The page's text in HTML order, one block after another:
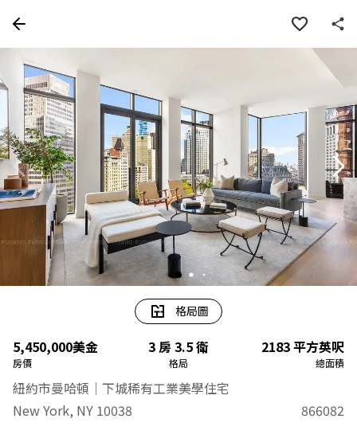
格局圖
5,450,000美金 3 房 3.5 衛 2183平方英呎
房價 格局 總面積
紐約市曼哈頓｜下城稀有工業美學住宅
New York, NY 10038
866082
周